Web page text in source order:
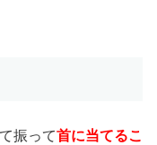
振って首に当てるこ